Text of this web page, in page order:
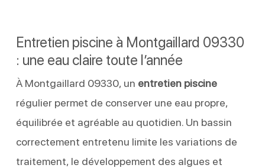
Entretien piscine à Montgaillard 09330
: une eau claire toute l’année
À Montgaillard 09330, un entretien piscine
régulier permet de conserver une eau propre,
équilibrée et agréable au quotidien. Un bassin
correctement entretenu limite les variations de
traitement, le développement des algues et